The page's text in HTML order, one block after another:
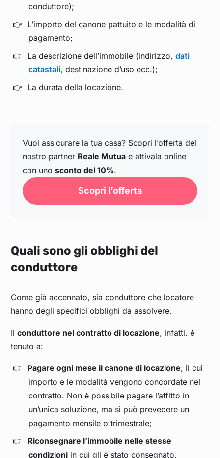
conduttore);
L’importo del canone pattuito e le modalità di
pagamento;
La descrizione dell’immobile (indirizzo, dati
catastali, destinazione d’uso ecc.);
La durata della locazione.
Vuoi assicurare la tua casa? Scopri l’offerta del
nostro partner Reale Mutua e attivala online
con unosconto del 10%.
Scopri l’offerta
Quali sono gli obblighi del
conduttore
Come già accennato, sia conduttore che locatore
hanno degli specifici obblighi da assolvere.
Ilconduttore nel contratto di locazione, infatti, è
tenuto a:
Pagare ogni mese il canone di locazione, il cui
importo e le modalità vengono concordate nel
contratto. Non è possibile pagare l’affitto in
un’unica soluzione, ma si può prevedere un
pagamento mensile o trimestrale;
Riconsegnare l’immobile nelle stesse
condizioni in cui gli è stato consegnato,